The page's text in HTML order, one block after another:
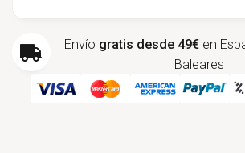
Envío gratis desde 49€ en
Baleares